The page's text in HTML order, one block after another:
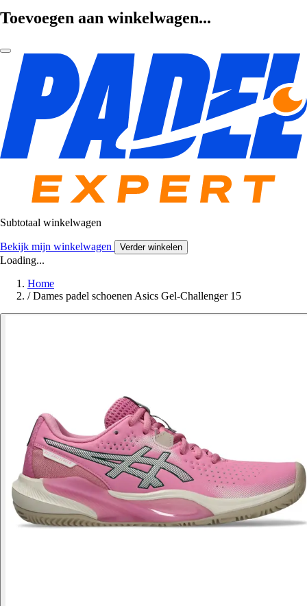
Toevoegen aan winkelwagen...
Subtotaal winkelwagen
Bekijk mijn winkelwagen Verder winkelen
Loading...
Home
/ Dames padel schoenen Asics Gel-Challenger 15